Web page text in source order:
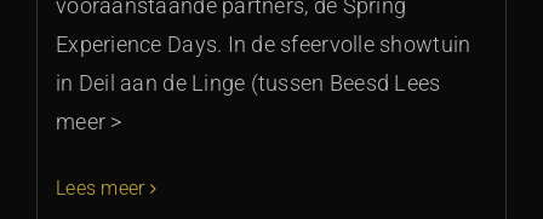
vooraanstaande partners, de Spring
Experience Days. In de sfeervolle showtuin
in Deil aan de Linge (tussen Beesd Lees
meer >
Lees meer